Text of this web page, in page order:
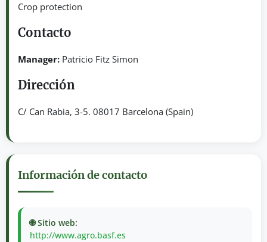
Crop protection
Contacto
Manager: Patricio Fitz Simon
Dirección
C/ Can Rabia, 3-5. 08017 Barcelona (Spain)
Información de contacto
🌐 Sitio web:
http://www.agro.basf.es